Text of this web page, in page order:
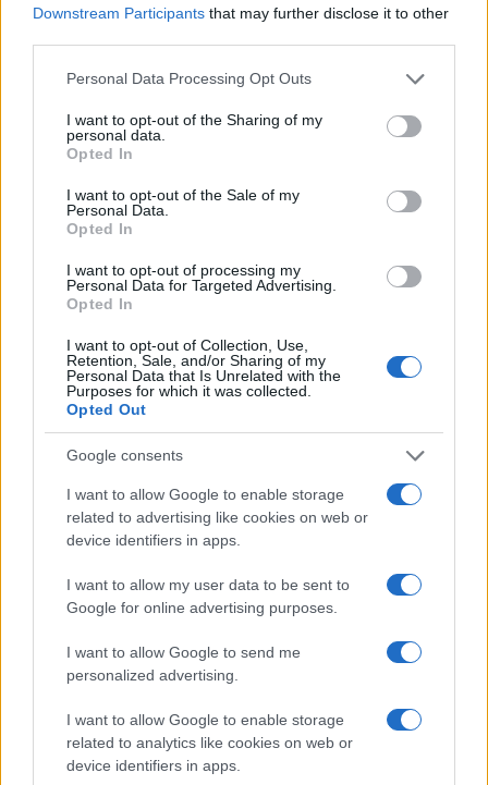
Downstream Participants that may further disclose it to other
Please note that this website/app uses one or more Google
not limited to your visit or usage behaviour. You may click to
grant or deny consent to Google and its third-party tags to
use your data for below specified purposes in below Google
consent section.
Personal Data Processing Opt Outs
I want to opt-out of the Sharing of my
personal data.
Opted In
I want to opt-out of the Sale of my
Personal Data.
Opted In
I want to opt-out of processing my
Personal Data for Targeted Advertising.
Opted In
I want to opt-out of Collection, Use,
Retention, Sale, and/or Sharing of my
Personal Data that Is Unrelated with the
Purposes for which it was collected.
Opted Out
Google consents
I want to allow Google to enable storage
related to advertising like cookies on web or
device identifiers in apps.
I want to allow my user data to be sent to
Google for online advertising purposes.
I want to allow Google to send me
personalized advertising.
I want to allow Google to enable storage
related to analytics like cookies on web or
device identifiers in apps.
ICA Milano presenta mostre, concerti e letture per
Matteo Pellegrino · 6 Ago 2026
tra carburanti, spiagge e incendi
Matteo Pellegrino · 25 Lug 2026